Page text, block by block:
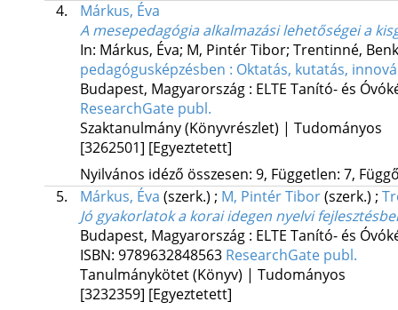
4.
Márkus, Éva
A mesepedagógia alkalmazási lehetőségei a
In: Márkus, Éva; M, Pintér Tibor; Trentinné,
pedagógusképzésben : Oktatás, kutatás,
Budapest, Magyarország : ELTE Tanító- és
ResearchGate publ.
Szaktanulmány (Könyvrészlet) | Tudományos
[3262501] [Egyeztetett]
Nyilvános idéző összesen: 9, Független: 7,
5.
Márkus, Éva (szerk.) ; M, Pintér Tibor(szerk.) ;
Jó gyakorlatok a korai idegen nyelvi
Budapest, Magyarország : ELTE Tanító- és
ISBN: 9789632848563 ResearchGate publ.
Tanulmánykötet (Könyv) | Tudományos
[3232359] [Egyeztetett]